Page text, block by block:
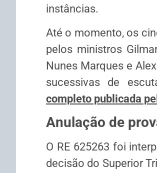
instâncias.
Até o momento, os
pelos ministros
Nunes Marques e
sucessivas de
completo publicada
Anulação de
O RE 625263 foi
decisão do Superior